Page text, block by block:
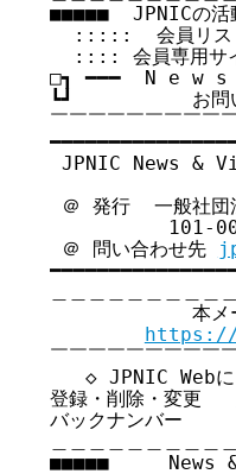
■■■■■  JPNICの活
:::::  会員リ
:::: 会員専用サ
□┓ ━━━  N e w s
┗┛          お問
￣￣￣￣￣￣￣￣￣
JPNIC News &
＠ 発行  一般社団
101-
＠ 問い合わせ先
本メ
https://
￣￣￣￣￣￣￣￣￣
◇ JPNIC Webに
登録・削除・変更
バックナンバー
■■■■■     News &